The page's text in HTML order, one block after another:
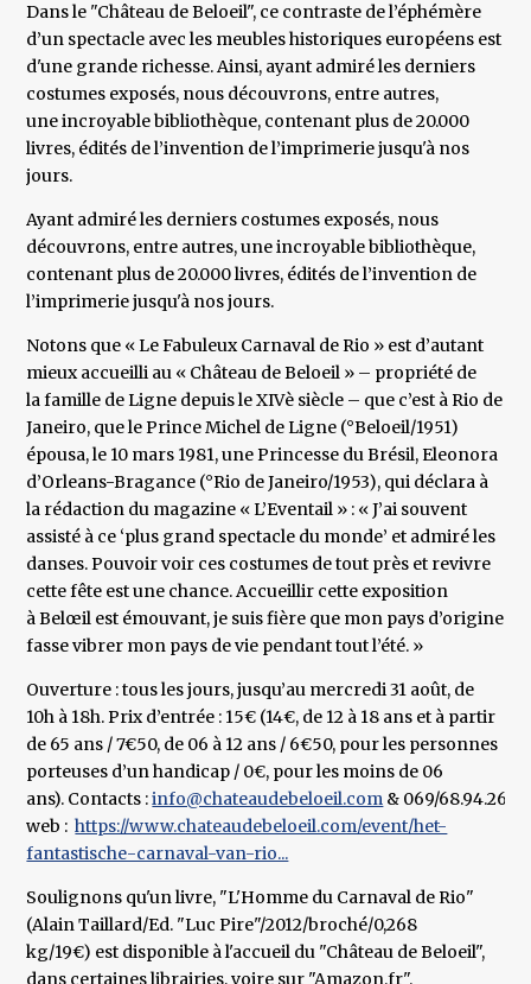
Dans le "Château de Beloeil", ce contraste de l’éphémère
d’un spectacle avec les meubles historiques européens est
d'une grande richesse. Ainsi, ayant admiré les derniers
costumes exposés, nous découvrons, entre autres,
une incroyable bibliothèque, contenant plus de 20.000
livres, édités de l’invention de l’imprimerie jusqu'à nos
jours.
Ayant admiré les derniers costumes exposés, nous
découvrons, entre autres, une incroyable bibliothèque,
contenant plus de 20.000 livres, édités de l’invention de
l’imprimerie jusqu'à nos jours.
Notons que « Le Fabuleux Carnaval de Rio » est d’autant
mieux accueilli au « Château de Beloeil » – propriété de
la famille de Ligne depuis le XIVè siècle – que c’est à Rio de
Janeiro, que le Prince Michel de Ligne (°Beloeil/1951)
épousa, le 10 mars 1981, une Princesse du Brésil, Eleonora
d’Orleans-Bragance (°Rio de Janeiro/1953), qui déclara à
la rédaction du magazine « L’Eventail » : « J’ai souvent
assisté à ce ‘plus grand spectacle du monde’ et admiré les
danses. Pouvoir voir ces costumes de tout près et revivre
cette fête est une chance. Accueillir cette exposition
à Belœil est émouvant, je suis fière que mon pays d’origine
fasse vibrer mon pays de vie pendant tout l’été. »
Ouverture : tous les jours, jusqu’au mercredi 31 août, de
10h à 18h. Prix d’entrée : 15€ (14€, de 12 à 18 ans et à partir
de 65 ans / 7€50, de 06 à 12 ans / 6€50, pour les personnes
porteuses d’un handicap / 0€, pour les moins de 06
ans). Contacts :info@chateaudebeloeil.com & 069/68.94.26.
web :https://www.chateaudebeloeil.com/event/het-
fantastische-carnaval-van-rio...
Soulignons qu'un livre, "L'Homme du Carnaval de Rio"
(Alain Taillard/Ed. "Luc Pire"/2012/broché/0,268
kg/19€) est disponible à l'accueil du "Château de Beloeil",
dans certaines librairies, voire sur "Amazon.fr".